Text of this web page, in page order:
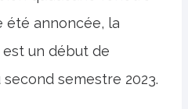
été annoncée, la
un début de
semestre 2023.